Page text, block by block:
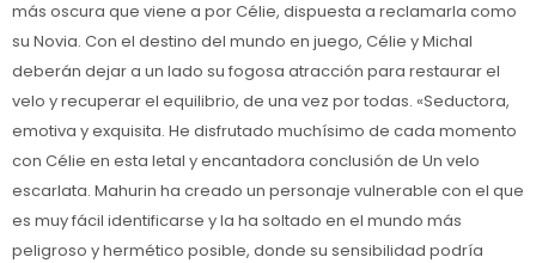
más oscura que viene a por Célie, dispuesta a reclamarla como
su Novia. Con el destino del mundo en juego, Célie y Michal
deberán dejar a un lado su fogosa atracción para restaurar el
velo y recuperar el equilibrio, de una vez por todas. «Seductora,
emotiva y exquisita. He disfrutado muchísimo de cada momento
con Célie en esta letal y encantadora conclusión de Un velo
escarlata. Mahurin ha creado un personaje vulnerable con el que
es muy fácil identificarse y la ha soltado en el mundo más
peligroso y hermético posible, donde su sensibilidad podría